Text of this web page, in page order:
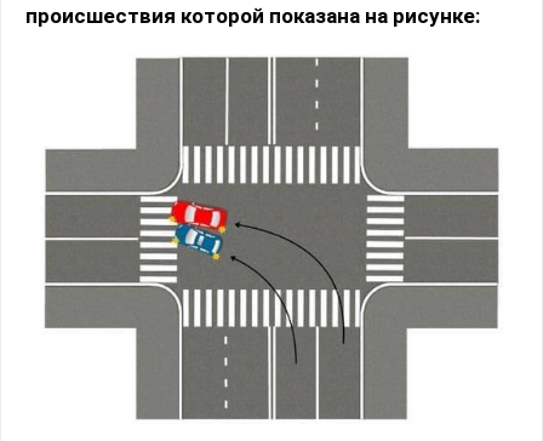
происшествия которой показана на рисунке: